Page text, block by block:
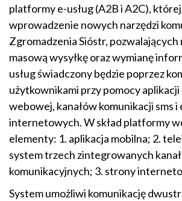
platformy e-usług (A2B i A2C),
wprowadzenie nowych narzędzi
Zgromadzenia Sióstr, pozwalających
masową wysyłkę oraz wymianę
usług świadczony będzie poprzez
użytkownikami przy pomocy aplikacji
webowej, kanałów komunikacji sms i
internetowych. W skład platformy
elementy: 1. aplikacja mobilna; 2.
system trzech zintegrowanych
komunikacyjnych; 3. strony
System umożliwi komunikację